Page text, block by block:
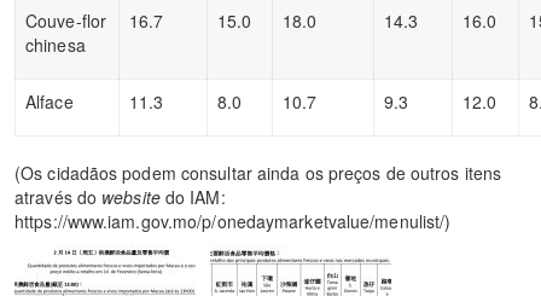
Couve-flor
chinesa
16.7 15.0 18.0 14.3 16.0
Alface 11.3 8.0 10.7 9.3 12.0
(Os cidadãos podem consultar ainda os preços de outros itens
através do websitedo IAM:
https://www.iam.gov.mo/p/onedaymarketvalue/menulist/)